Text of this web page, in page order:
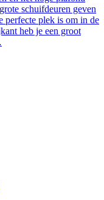
schuifdeuren geven
perfecte plek is om in de
heb je een groot